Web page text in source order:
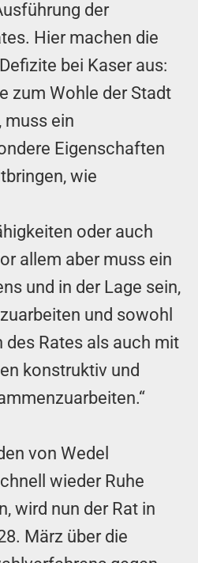
der
Hier machen die
bei Kaser aus:
zum Wohle der Stadt
muss ein
Eigenschaften
wie
oder auch
allem aber muss ein
und in der Lage sein,
und sowohl
Rates als auch mit
konstruktiv und
von Wedel
wieder Ruhe
wird nun der Rat in
März über die